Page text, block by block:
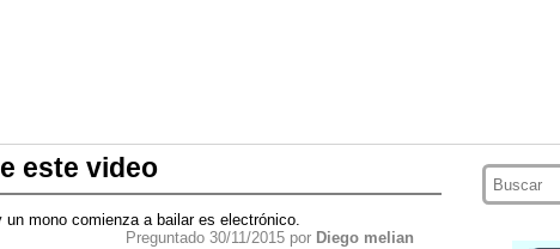
este video
un mono comienza a bailar es electrónico.
Preguntado 30/11/2015 por Diego melian